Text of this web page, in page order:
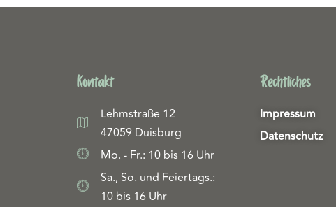
Kontakt
Lehmstraße 12
47059 Duisburg
Mo. - Fr.: 10 bis 16 Uhr
Sa., So. und Feiertags.:
10 bis 16 Uhr
Rechtliches
Impressum
Datenschutz